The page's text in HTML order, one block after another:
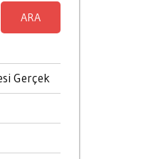
ARA
Gerçek